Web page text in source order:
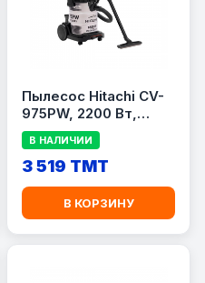
Пылесос Hitachi CV-
975PW, 2200 Вт,
контейнер 21 л,
черный
В НАЛИЧИИ
3 519 TMT
В КОРЗИНУ